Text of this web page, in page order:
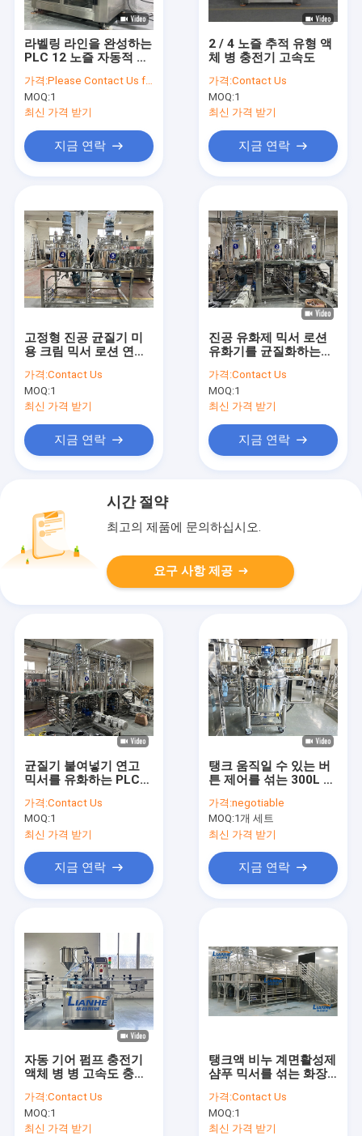
라벨링 라인을 완성하는
PLC 12 노즐 자동적 충
젤 로션
가격:Please Contact Us for More Details
MOQ:1
최신 가격 받기
지금 연락
2 / 4 노즐 추적 유형 액
체 병 충전기 고속도
가격:Contact Us
MOQ:1
최신 가격 받기
지금 연락
고정형 진공 균질기 미
용 크림 믹서 로션 연고
가격:Contact Us
MOQ:1
최신 가격 받기
지금 연락
진공 유화제 믹서 로션
유화기를 균질화하는고
가격:Contact Us
MOQ:1
최신 가격 받기
지금 연락
시간 절약
최고의 제품에 문의하십시오.
요구 사항 제공
균질기 붙여넣기 연고
믹서를 유화하는 PLC
가격:Contact Us
MOQ:1
최신 가격 받기
지금 연락
탱크 움직일 수 있는 버
튼 제어를 섞는 300L 고
가격:negotiable
MOQ:1개 세트
최신 가격 받기
지금 연락
자동 기어 펌프 충전기
액체 병 병 고속도 충전
가격:Contact Us
MOQ:1
최신 가격 받기
탱크액 비누 계면활성제
샴푸 믹서를 섞는 화장
가격:Contact Us
MOQ:1
최신 가격 받기